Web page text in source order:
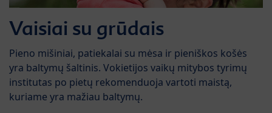
Vaisiai su grūdais
Pieno mišiniai, patiekalai su mėsa ir pieniškos košės
yra baltymų šaltinis. Vokietijos vaikų mitybos tyrimų
institutas po pietų rekomenduoja vartoti maistą,
kuriame yra mažiau baltymų.